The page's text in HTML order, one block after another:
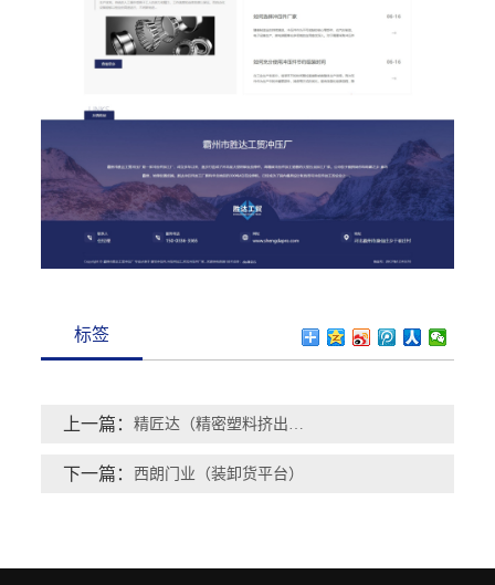
标签
上一篇： 精匠达（精密塑料挤出机）
下一篇： 西朗门业（装卸货平台）